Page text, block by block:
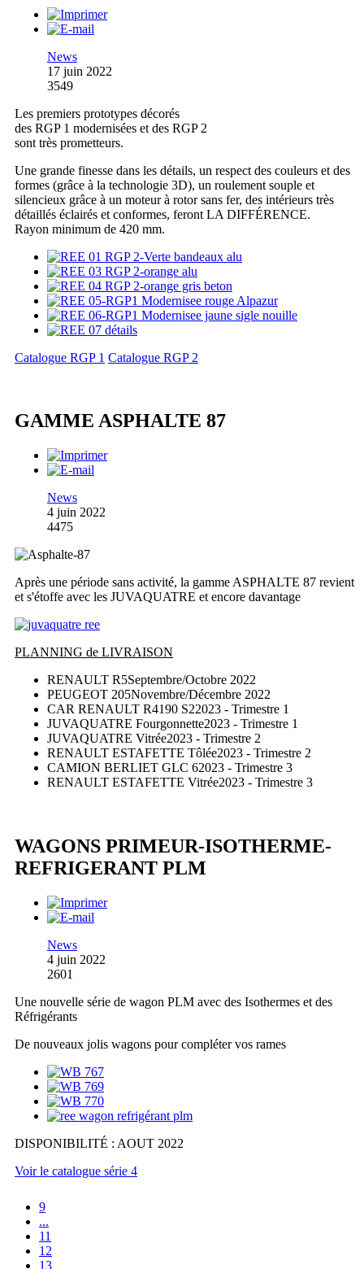
News
17 juin 2022
3549
Les premiers prototypes décorés
des RGP 1 modernisées et des RGP 2
sont très prometteurs.
Une grande finesse dans les détails, un respect des couleurs et des
formes (grâce à la technologie 3D), un roulement souple et
silencieux grâce à un moteur à rotor sans fer, des intérieurs très
détaillés éclairés et conformes, feront LA DIFFÉRENCE.
Rayon minimum de 420 mm.
Catalogue RGP 1 Catalogue RGP 2
GAMME ASPHALTE 87
News
4 juin 2022
4475
Après une période sans activité, la gamme ASPHALTE 87 revient
et s'étoffe avec les JUVAQUATRE et encore davantage
PLANNING de LIVRAISON
RENAULT R5Septembre/Octobre 2022
PEUGEOT 205Novembre/Décembre 2022
CAR RENAULT R4190 S22023 - Trimestre 1
JUVAQUATRE Fourgonnette2023 - Trimestre 1
JUVAQUATRE Vitrée2023 - Trimestre 2
RENAULT ESTAFETTE Tôlée2023 - Trimestre 2
CAMION BERLIET GLC 62023 - Trimestre 3
RENAULT ESTAFETTE Vitrée2023 - Trimestre 3
WAGONS PRIMEUR-ISOTHERME-
REFRIGERANT PLM
News
4 juin 2022
2601
Une nouvelle série de wagon PLM avec des Isothermes et des
Réfrigérants
De nouveaux jolis wagons pour compléter vos rames
DISPONIBILITÉ : AOUT 2022
Voir le catalogue série 4
9
...
11
12
13